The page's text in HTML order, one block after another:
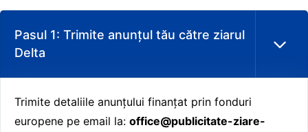
Pasul 1: Trimite anunțul tău către ziarul
Delta
Trimite detaliile anunțului finanțat prin fonduri
europene pe email la: office@publicitate-ziare-